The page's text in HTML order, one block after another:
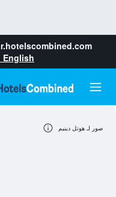
English
صور لـ هوتل دينيم